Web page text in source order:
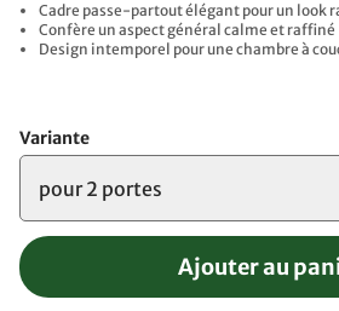
Cadre passe-partout élégant pour un look
Confère un aspect général calme et raffiné
Design intemporel pour une chambre à
Variante
pour 2 portes
Ajouter au